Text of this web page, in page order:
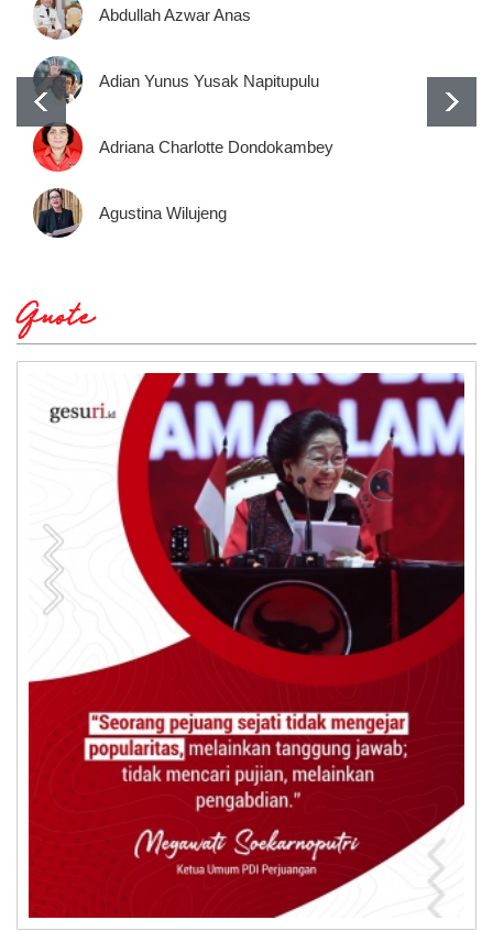
Abdullah Azwar Anas
Adian Yunus Yusak Napitupulu
Adriana Charlotte Dondokambey
Agustina Wilujeng
Quote